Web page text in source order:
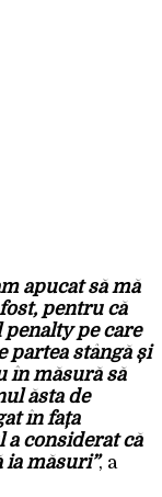
apucat să mă
pentru că
pe care
partea stângă și
în măsură să
ăsta de
în fața
considerat că
ia măsuri”, a